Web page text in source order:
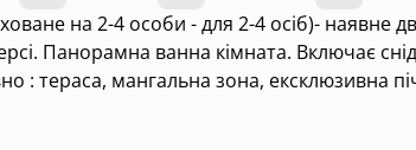
на 2-4 особи - для 2-4 осіб)- наявне
Панорамна ванна кімната. Включає
: тераса, мангальна зона, ексклюзивна